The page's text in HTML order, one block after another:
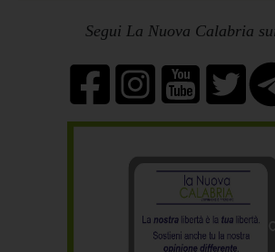
Segui La Nuova Calabria